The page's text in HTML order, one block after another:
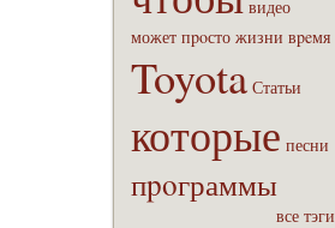
видео
может пpoсто жизни вpeмя
Toyota Статьи
которые песни
пpoграммы
все тэги